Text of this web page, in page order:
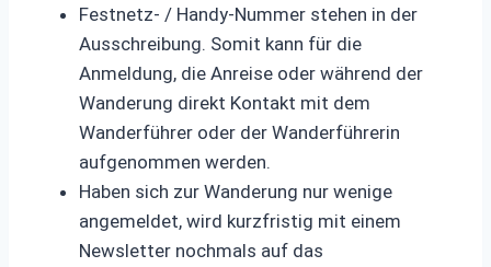
Festnetz- / Handy-Nummer stehen in der
Ausschreibung. Somit kann für die
Anmeldung, die Anreise oder während der
Wanderung direkt Kontakt mit dem
Wanderführer oder der Wanderführerin
aufgenommen werden.
Haben sich zur Wanderung nur wenige
angemeldet, wird kurzfristig mit einem
Newsletter nochmals auf das